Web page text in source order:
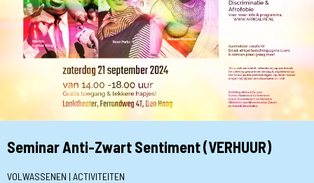
Seminar Anti-Zwart Sentiment (VERHUUR)
VOLWASSENEN | ACTIVITEITEN